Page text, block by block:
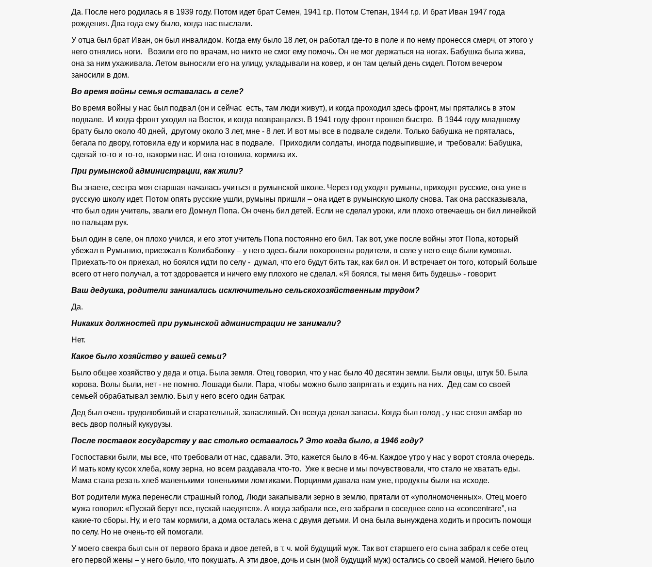
Да. После него родилась я в 1939 году. Потом идет брат Семен, 1941 г.р. Потом Степан, 1944 г.р. И брат Иван 1947 года
рождения. Два года ему было, когда нас выслали.
У отца был брат Иван, он был инвалидом. Когда ему было 18 лет, он работал где-то в поле и по нему пронесся смерч, от этого у
него отнялись ноги. Возили его по врачам, но никто не смог ему помочь. Он не мог держаться на ногах. Бабушка была жива,
она за ним ухаживала. Летом выносили его на улицу, укладывали на ковер, и он там целый день сидел. Потом вечером
заносили в дом.
Во время войны семья оставалась в селе?
Во время войны у нас был подвал (он и сейчас есть, там люди живут), и когда проходил здесь фронт, мы прятались в этом
подвале. И когда фронт уходил на Восток, и когда возвращался. В 1941 году фронт прошел быстро. В 1944 году младшему
брату было около 40 дней, другому около 3 лет, мне - 8 лет. И вот мы все в подвале сидели. Только бабушка не пряталась,
бегала по двору, готовила еду и кормила нас в подвале. Приходили солдаты, иногда подвыпившие, и требовали: Бабушка,
сделай то-то и то-то, накорми нас. И она готовила, кормила их.
При румынской администрации, как жили?
Вы знаете, сестра моя старшая началась учиться в румынской школе. Через год уходят румыны, приходят русские, она уже в
русскую школу идет. Потом опять русские ушли, румыны пришли – она идет в румынскую школу снова. Так она рассказывала,
что был один учитель, звали его Домнул Попа. Он очень бил детей. Если не сделал уроки, или плохо отвечаешь он бил линейкой
по пальцам рук.
Был один в селе, он плохо учился, и его этот учитель Попа постоянно его бил. Так вот, уже после войны этот Попа, который
убежал в Румынию, приезжал в Колибабовку – у него здесь были похоронены родители, в селе у него еще были кумовья.
Приехать-то он приехал, но боялся идти по селу - думал, что его будут бить так, как бил он. И встречает он того, который больше
всего от него получал, а тот здоровается и ничего ему плохого не сделал. «Я боялся, ты меня бить будешь» - говорит.
Ваш дедушка, родители занимались исключительно сельскохозяйственным трудом?
Да.
Никаких должностей при румынской администрации не занимали?
Нет.
Какое было хозяйство у вашей семьи?
Было общее хозяйство у деда и отца. Была земля. Отец говорил, что у нас было 40 десятин земли. Были овцы, штук 50. Была
корова. Волы были, нет - не помню. Лошади были. Пара, чтобы можно было запрягать и ездить на них. Дед сам со своей
семьей обрабатывал землю. Был у него всего один батрак.
Дед был очень трудолюбивый и старательный, запасливый. Он всегда делал запасы. Когда был голод , у нас стоял амбар во
весь двор полный кукурузы.
После поставок государству у вас столько оставалось? Это когда было, в 1946 году?
Госпоставки были, мы все, что требовали от нас, сдавали. Это, кажется было в 46-м. Каждое утро у нас у ворот стояла очередь.
И мать кому кусок хлеба, кому зерна, но всем раздавала что-то. Уже к весне и мы почувствовали, что стало не хватать еды.
Мама стала резать хлеб маленькими тоненькими ломтиками. Порциями давала нам уже, продукты были на исходе.
Вот родители мужа перенесли страшный голод. Люди закапывали зерно в землю, прятали от «уполномоченных». Отец моего
мужа говорил: «Пускай берут все, пускай наедятся». А когда забрали все, его забрали в соседнее село на «concentrare”, на
какие-то сборы. Ну, и его там кормили, а дома осталась жена с двумя детьми. И она была вынуждена ходить и просить помощи
по селу. Но не очень-то ей помогали.
У моего свекра был сын от первого брака и двое детей, в т. ч. мой будущий муж. Так вот старшего его сына забрал к себе отец
его первой жены – у него было, что покушать. А эти двое, дочь и сын (мой будущий муж) остались со своей мамой. Нечего было